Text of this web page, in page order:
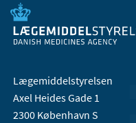
Lægemiddelstyrelsen
Axel Heides Gade 1
2300 København S